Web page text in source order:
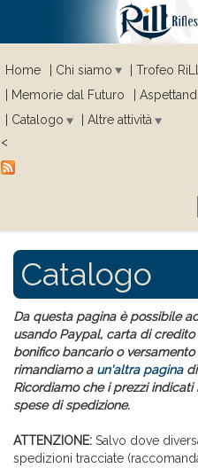
Home Chi siamo Trofeo RiLL
Memorie dal Futuro
Catalogo
Altre attività
<
Catalogo
Da questa pagina è possibile
usando Paypal, carta di
bonifico bancario o
rimandiamo a un'altra paginadi
Ricordiamo che i prezzi
spese di spedizione.
ATTENZIONE: Salvo dove
spedizioni tracciate